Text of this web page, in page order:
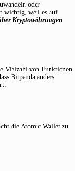
oder
wichtig, weil es auf
Kryptowährungen
Vielzahl von Funktionen
Bitpanda anders
die Atomic Wallet zu